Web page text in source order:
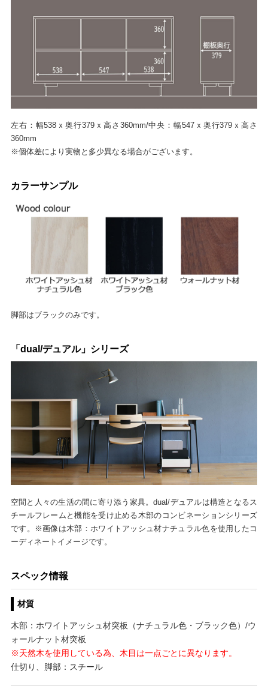
左右：幅538ｘ奥行379ｘ高さ360mm/中央：幅547ｘ奥行379ｘ高さ
360mm
※個体差により実物と多少異なる場合がございます。
カラーサンプル
脚部はブラックのみです。
「dual/デュアル」シリーズ
空間と人々の生活の間に寄り添う家具。dual/デュアルは構造となるス
チールフレームと機能を受け止める木部のコンビネーションシリーズ
です。※画像は木部：ホワイトアッシュ材ナチュラル色を使用したコ
ーディネートイメージです。
スペック情報
材質
木部：ホワイトアッシュ材突板（ナチュラル色・ブラック色）/ウ
ォールナット材突板
※天然木を使用している為、木目は一点ごとに異なります。
仕切り、脚部：スチール